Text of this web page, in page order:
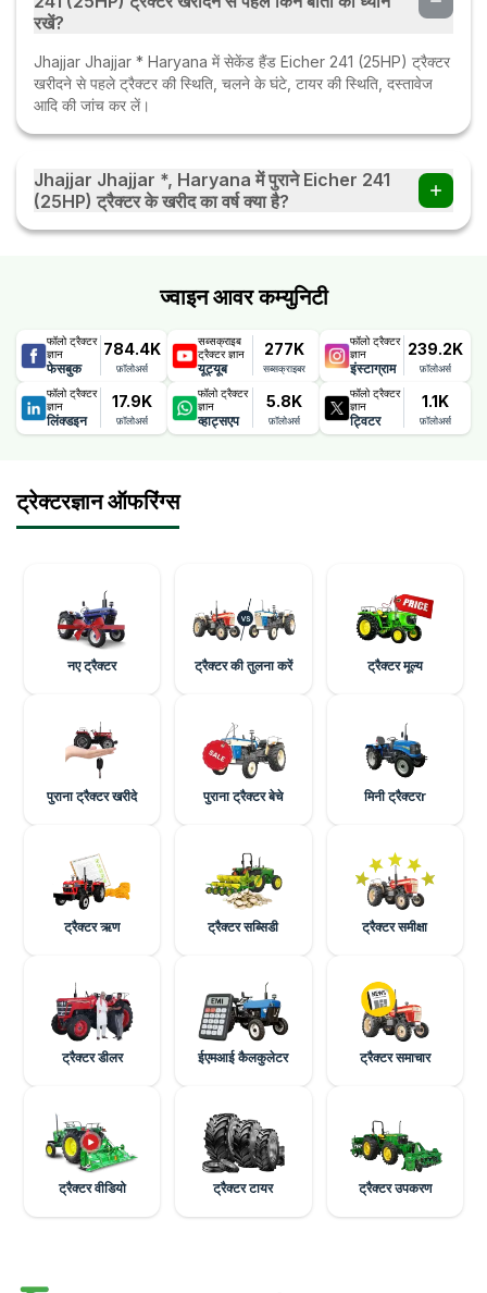
रखें?
Jhajjar Jhajjar * Haryana में सेकेंड हैंड Eicher 241 (25HP) ट्रैक्टर
खरीदने से पहले ट्रैक्टर की स्थिति, चलने के घंटे, टायर की स्थिति, दस्तावेज
आदि की जांच कर लें।
Jhajjar Jhajjar *, Haryana में पुराने Eicher 241
(25HP) ट्रैक्टर के खरीद का वर्ष क्या है?
Jhajjar Jhajjar *, Haryana में पुराने Eicher 241 (25HP) ट्रैक्टर के
ज्वाइन आवर कम्युनिटी
फॉलो ट्रैक्टर
ज्ञान
फेसबुक
784.4K
फ़ॉलोअर्स
सब्सक्राइब
ट्रैक्टर ज्ञान
यूट्यूब
277K
सब्सक्राइबर
फॉलो ट्रैक्टर
ज्ञान
इंस्टाग्राम
239.2K
फ़ॉलोअर्स
फॉलो ट्रैक्टर
ज्ञान
लिंक्डइन
17.9K
फ़ॉलोअर्स
फॉलो ट्रैक्टर
ज्ञान
व्हाट्सएप
5.8K
फ़ॉलोअर्स
फॉलो ट्रैक्टर
ज्ञान
ट्विटर
1.1K
फ़ॉलोअर्स
ट्रेक्टरज्ञान ऑफरिंग्स
नए ट्रैक्टर ट्रैक्टर की तुलना करें ट्रैक्टर मूल्य
पुराना ट्रैक्टर खरीदे पुराना ट्रैक्टर बेचे मिनी ट्रैक्टरr
ट्रैक्टर ऋण ट्रैक्टर सब्सिडी ट्रैक्टर समीक्षा
ट्रैक्टर डीलर ईएमआई कैलकुलेटर ट्रैक्टर समाचार
ट्रैक्टर वीडियो ट्रैक्टर टायर ट्रैक्टर उपकरण